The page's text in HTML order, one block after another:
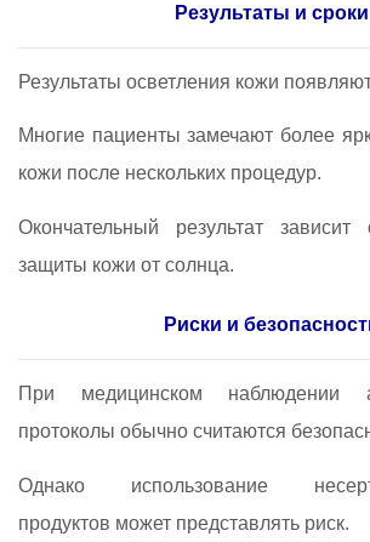
Результаты и сроки
Результаты осветления кожи
Многие пациенты замечают более
кожи после нескольких процедур.
Окончательный результат
защиты кожи от солнца.
Риски и
При медицинском наблюдении
протоколы обычно считаются
Однако использование
продуктов может представлять риск.